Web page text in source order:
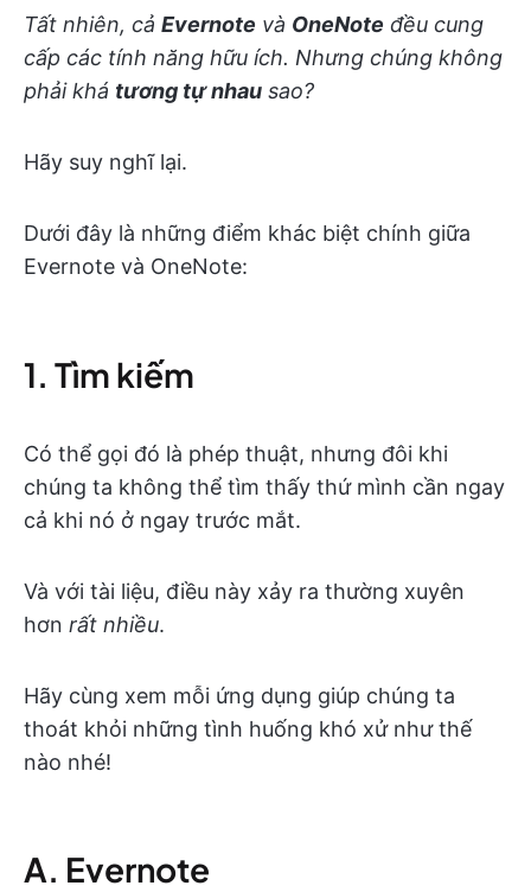
Tất nhiên, cả Evernote và OneNote đều cung
cấp các tính năng hữu ích. Nhưng chúng không
phải khá tương tự nhau sao?
Hãy suy nghĩ lại.
Dưới đây là những điểm khác biệt chính giữa
Evernote và OneNote:
1. Tìm kiếm
Có thể gọi đó là phép thuật, nhưng đôi khi
chúng ta không thể tìm thấy thứ mình cần ngay
cả khi nó ở ngay trước mắt.
Và với tài liệu, điều này xảy ra thường xuyên
hơn rất nhiều.
Hãy cùng xem mỗi ứng dụng giúp chúng ta
thoát khỏi những tình huống khó xử như thế
nào nhé!
A. Evernote